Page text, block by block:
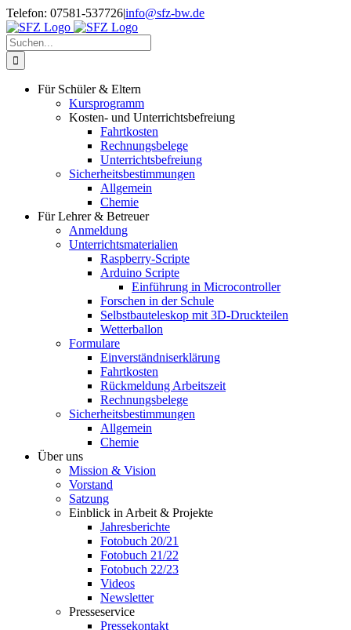
Zum
Inhalt
springen
Telefon: 07581-537726|info@sfz-bw.de
Suche
nach:
Für Schüler & Eltern
Kursprogramm
Kosten- und Unterrichtsbefreiung
Fahrtkosten
Rechnungsbelege
Unterrichtsbefreiung
Sicherheitsbestimmungen
Allgemein
Chemie
Für Lehrer & Betreuer
Anmeldung
Unterrichtsmaterialien
Raspberry-Scripte
Arduino Scripte
Einführung in Microcontroller
Forschen in der Schule
Selbstbauteleskop mit 3D-Druckteilen
Wetterballon
Formulare
Einverständniserklärung
Fahrtkosten
Rückmeldung Arbeitszeit
Rechnungsbelege
Sicherheitsbestimmungen
Allgemein
Chemie
Über uns
Mission & Vision
Vorstand
Satzung
Einblick in Arbeit & Projekte
Jahresberichte
Fotobuch 20/21
Fotobuch 21/22
Fotobuch 22/23
Videos
Newsletter
Presseservice
Pressekontakt